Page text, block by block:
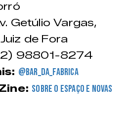
Getúlio Vargas,
de Fora
98801-8274
@bar_da_fabrica
sobre o espaço e novas